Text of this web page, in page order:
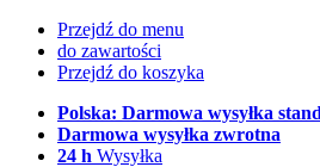
Przejdź do menu
do zawartości
Przejdź do koszyka
Polska: Darmowa wysyłka
Darmowa wysyłka zwrotna
24 h Wysyłka